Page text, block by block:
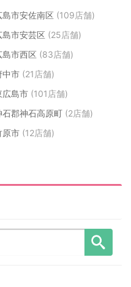
島市安佐南区 (109店舗)
島市安芸区 (25店舗)
島市西区 (83店舗)
中市 (21店舗)
広島市 (101店舗)
石郡神石高原町 (2店舗)
原市 (12店舗)